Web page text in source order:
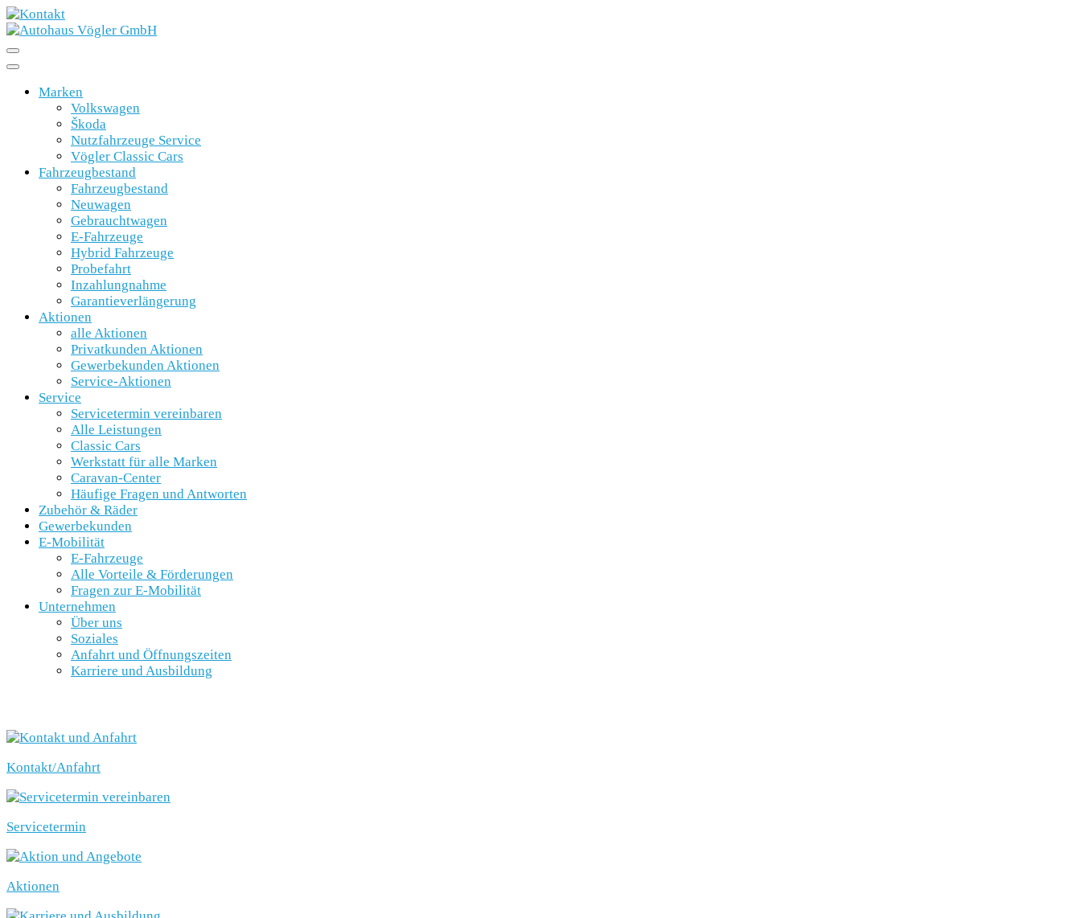
Marken
Volkswagen
Škoda
Nutzfahrzeuge Service
Vögler Classic Cars
Fahrzeugbestand
Fahrzeugbestand
Neuwagen
Gebrauchtwagen
E-Fahrzeuge
Hybrid Fahrzeuge
Probefahrt
Inzahlungnahme
Garantieverlängerung
Aktionen
alle Aktionen
Privatkunden Aktionen
Gewerbekunden Aktionen
Service-Aktionen
Service
Servicetermin vereinbaren
Alle Leistungen
Classic Cars
Werkstatt für alle Marken
Caravan-Center
Häufige Fragen und Antworten
Zubehör & Räder
Gewerbekunden
E-Mobilität
E-Fahrzeuge
Alle Vorteile & Förderungen
Fragen zur E-Mobilität
Unternehmen
Über uns
Soziales
Anfahrt und Öffnungszeiten
Karriere und Ausbildung
Kontakt/Anfahrt
Servicetermin
Aktionen